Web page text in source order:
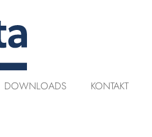
DOWNLOADS KONTAKT